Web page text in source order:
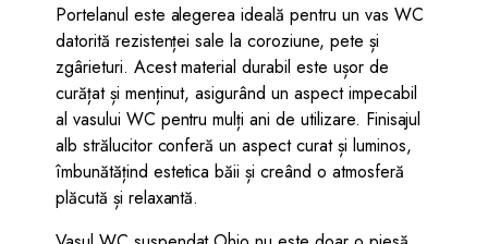
Portelanul este alegerea ideală pentru un vas WC
datorită rezistenței sale la coroziune, pete și
zgârieturi. Acest material durabil este ușor de
curățat și menținut, asigurând un aspect impecabil
al vasului WC pentru mulți ani de utilizare. Finisajul
alb strălucitor conferă un aspect curat și luminos,
îmbunătățind estetica băii și creând o atmosferă
plăcută și relaxantă.